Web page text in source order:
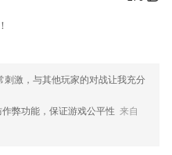
定位查找到喜欢的诗词。
博qq空间等。
用APP支付的充电站
刺激，与其他玩家的对战让我充分
弊功能，保证游戏公平性 来自